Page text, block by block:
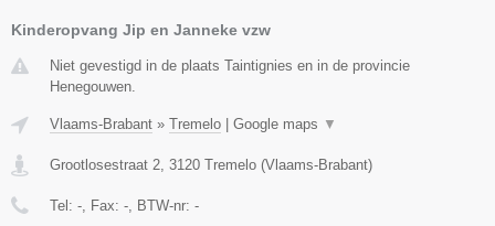
Kinderopvang Jip en Janneke vzw
Niet gevestigd in de plaats Taintignies en in de provincie
Henegouwen.
Vlaams-Brabant » Tremelo Google maps ▼
Grootlosestraat 2 3120 Tremelo (Vlaams-Brabant)
Tel: - , Fax: - , BTW-nr: -